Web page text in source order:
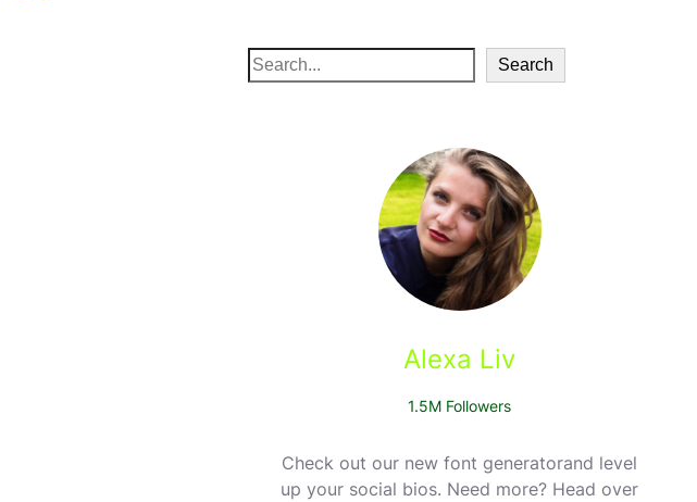
S
e
Search
Alexa Liv
1.5M Followers
Check out our new font generatorand level
up your social bios. Need more? Head over